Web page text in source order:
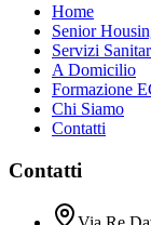
Home
Senior
Servizi
A Domicilio
Formazione
Chi Siamo
Contatti
Contatti